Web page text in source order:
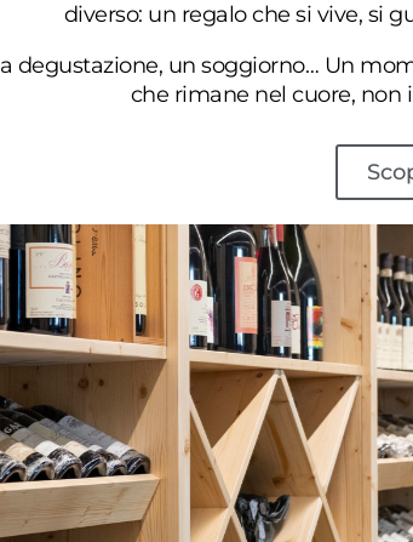
diverso: un regalo che si vive, si
degustazione, un soggiorno… Un
che rimane nel cuore, non